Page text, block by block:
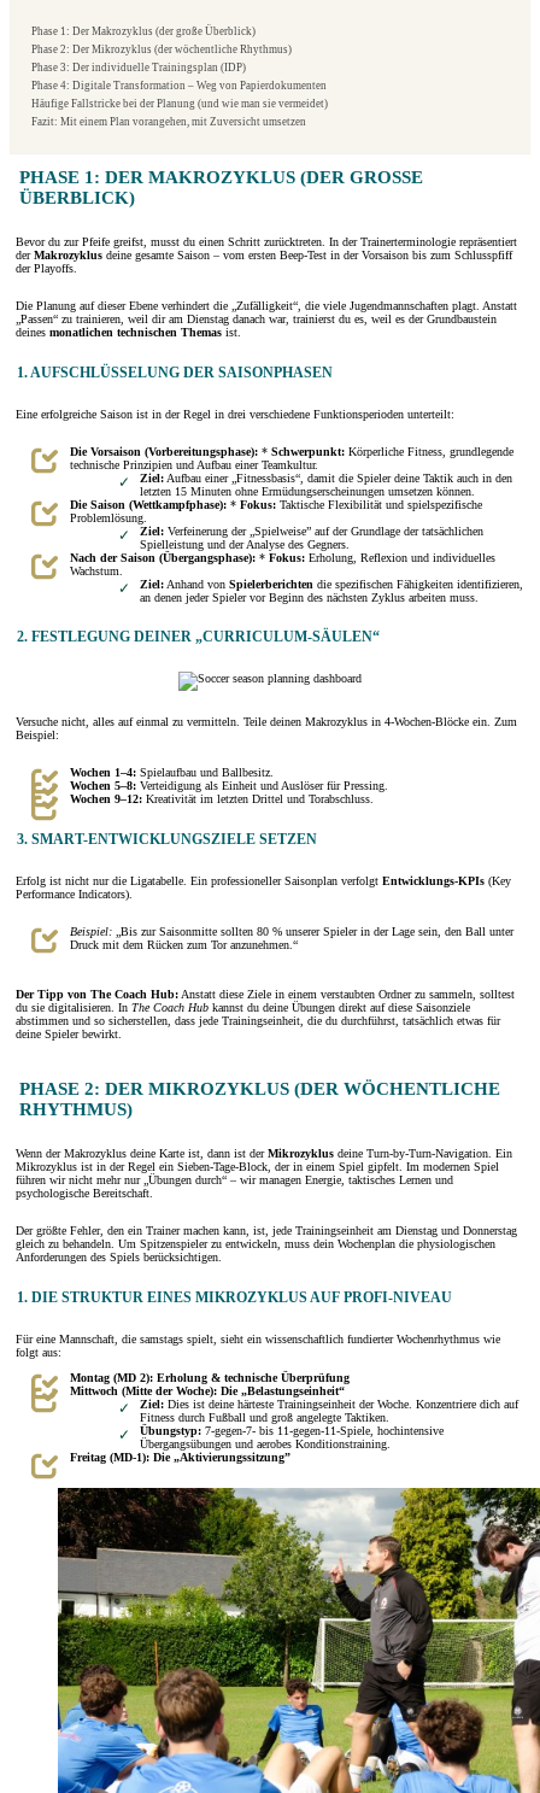
Phase 1: Der Makrozyklus (der große Überblick)
Phase 2: Der Mikrozyklus (der wöchentliche Rhythmus)
Phase 3: Der individuelle Trainingsplan (IDP)
Phase 4: Digitale Transformation – Weg von Papierdokumenten
Häufige Fallstricke bei der Planung (und wie man sie vermeidet)
Fazit: Mit einem Plan vorangehen, mit Zuversicht umsetzen
PHASE 1: DER MAKROZYKLUS (DER GROSSE Ü
BERBLICK)
Bevor du zur Pfeife greifst, musst du einen Schritt zurücktreten. In der Trainerterminologie repräsentiert
derMakrozyklus deine gesamte Saison – vom ersten Beep-Test in der Vorsaison bis zum Schlusspfiff
der Playoffs.
Die Planung auf dieser Ebene verhindert die „Zufälligkeit“, die viele Jugendmannschaften plagt. Anstatt
„Passen“ zu trainieren, weil dir am Dienstag danach war, trainierst du es, weil es der Grundbaustein
deines monatlichen technischen Themas ist.
1. AUFSCHLÜSSELUNG DER SAISONPHASEN
Eine erfolgreiche Saison ist in der Regel in drei verschiedene Funktionsperioden unterteilt:
Die Vorsaison (Vorbereitungsphase): * Schwerpunkt: Körperliche Fitness, grundlegende
technische Prinzipien und Aufbau einer Teamkultur.
Ziel: Aufbau einer „Fitnessbasis“, damit die Spieler deine Taktik auch in den
letzten 15 Minuten ohne Ermüdungserscheinungen umsetzen können.
Die Saison (Wettkampfphase): * Fokus: Taktische Flexibilität und spielspezifische
Problemlösung.
Ziel: Verfeinerung der „Spielweise” auf der Grundlage der tatsächlichen
Spielleistung und der Analyse des Gegners.
Nach der Saison (Übergangsphase): * Fokus: Erholung, Reflexion und individuelles
Wachstum.
Ziel: Anhand von Spielerberichten die spezifischen Fähigkeiten identifizieren,
an denen jeder Spieler vor Beginn des nächsten Zyklus arbeiten muss.
2. FESTLEGUNG DEINER „CURRICULUM-SÄULEN“
Versuche nicht, alles auf einmal zu vermitteln. Teile deinen Makrozyklus in 4-Wochen-Blöcke ein. Zum
Beispiel:
Wochen 1–4: Spielaufbau und Ballbesitz.
Wochen 5–8: Verteidigung als Einheit und Auslöser für Pressing.
Wochen 9–12: Kreativität im letzten Drittel und Torabschluss.
3. SMART-ENTWICKLUNGSZIELE SETZEN
Erfolg ist nicht nur die Ligatabelle. Ein professioneller Saisonplan verfolgt Entwicklungs-KPIs (Key
Performance Indicators).
Beispiel: „Bis zur Saisonmitte sollten 80 % unserer Spieler in der Lage sein, den Ball unter
Druck mit dem Rücken zum Tor anzunehmen.“
Der Tipp von The Coach Hub: Anstatt diese Ziele in einem verstaubten Ordner zu sammeln, solltest
du sie digitalisieren. In The Coach Hub kannst du deine Übungen direkt auf diese Saisonziele
abstimmen und so sicherstellen, dass jede Trainingseinheit, die du durchführst, tatsächlich etwas für
deine Spieler bewirkt.
PHASE 2: DER MIKROZYKLUS (DER WÖCHENTLICHE
RHYTHMUS)
Wenn der Makrozyklus deine Karte ist, dann ist derMikrozyklus deine Turn-by-Turn-Navigation. Ein
Mikrozyklus ist in der Regel ein Sieben-Tage-Block, der in einem Spiel gipfelt. Im modernen Spiel
führen wir nicht mehr nur „Übungen durch“ – wir managen Energie, taktisches Lernen und
psychologische Bereitschaft.
Der größte Fehler, den ein Trainer machen kann, ist, jede Trainingseinheit am Dienstag und Donnerstag
gleich zu behandeln. Um Spitzenspieler zu entwickeln, muss dein Wochenplan die physiologischen
Anforderungen des Spiels berücksichtigen.
1. DIE STRUKTUR EINES MIKROZYKLUS AUF PROFI-NIVEAU
Für eine Mannschaft, die samstags spielt, sieht ein wissenschaftlich fundierter Wochenrhythmus wie
folgt aus:
Montag (MD 2): Erholung & technische Überprüfung
Mittwoch (Mitte der Woche): Die „Belastungseinheit“
Ziel: Dies ist deine härteste Trainingseinheit der Woche. Konzentriere dich auf
Fitness durch Fußball und groß angelegte Taktiken.
Übungstyp: 7-gegen-7- bis 11-gegen-11-Spiele, hochintensive
Übergangsübungen und aerobes Konditionstraining.
Freitag (MD-1): Die „Aktivierungssitzung”